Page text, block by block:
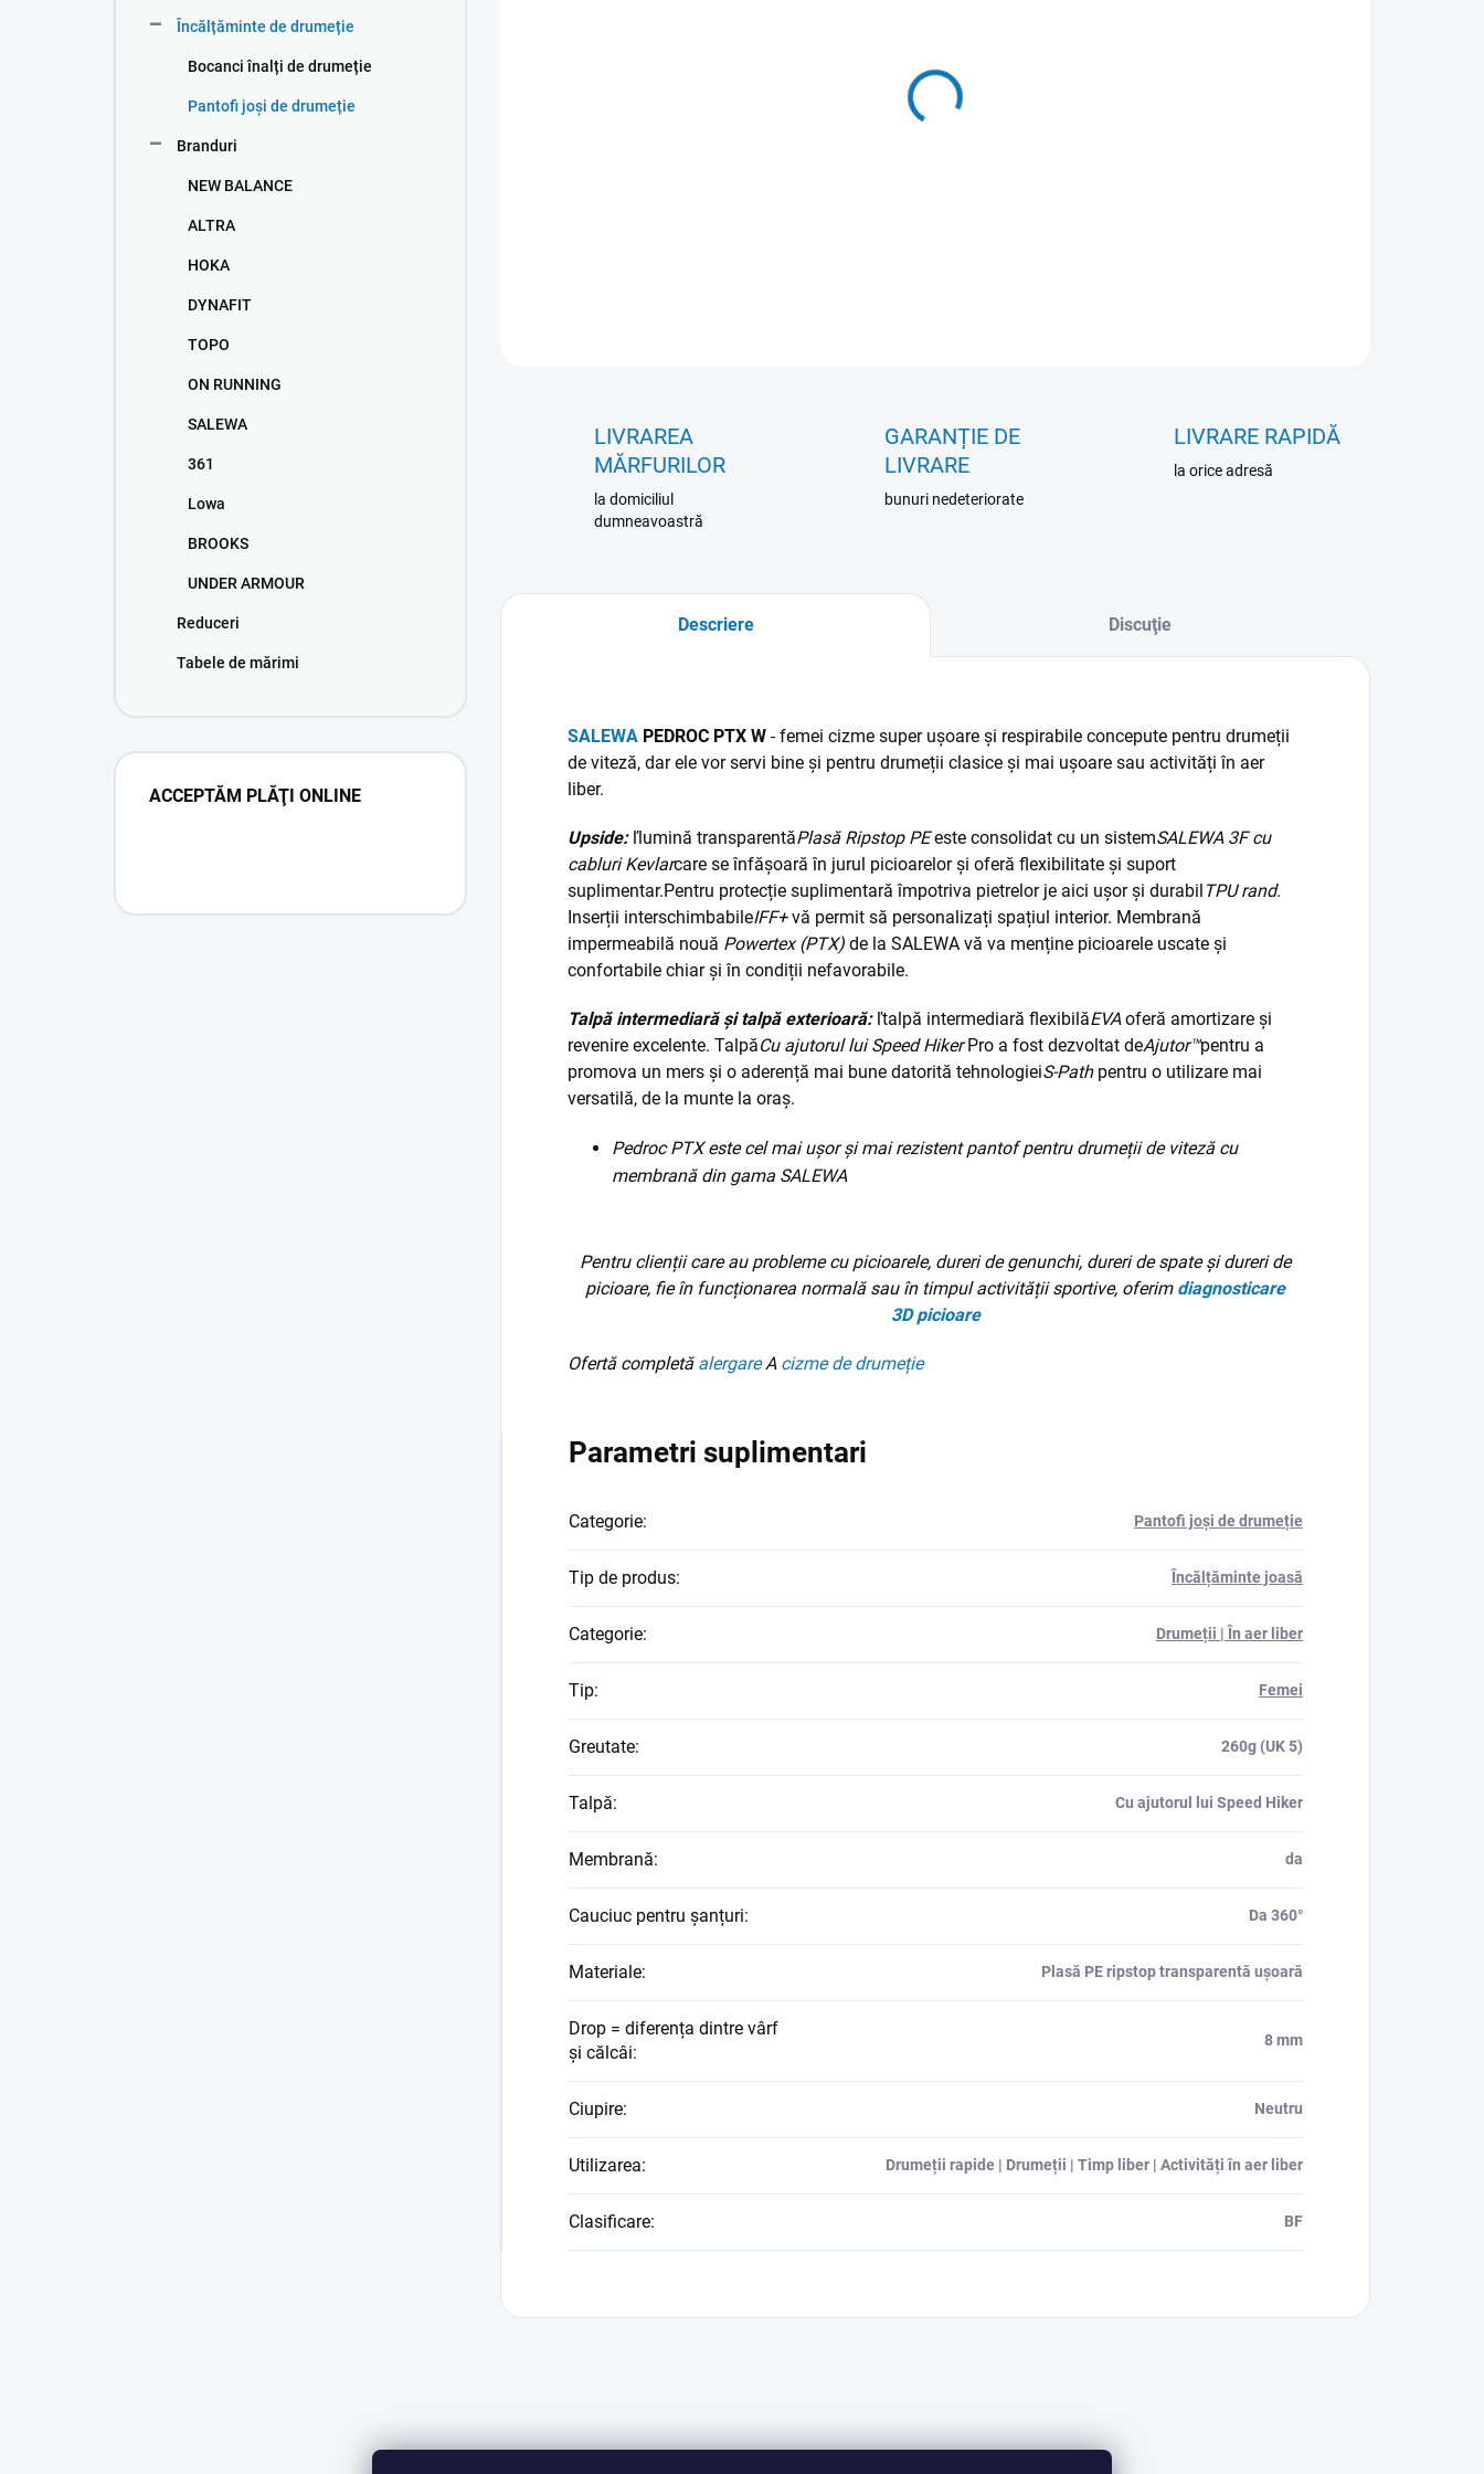
Încălțăminte de drumeție
Bocanci înalți de drumeție
Pantofi joși de drumeție
Branduri
NEW BALANCE
ALTRA
HOKA
DYNAFIT
TOPO
ON RUNNING
SALEWA
361
Lowa
BROOKS
UNDER ARMOUR
Reduceri
Tabele de mărimi
ACCEPTĂM PLĂŢI ONLINE
LIVRAREA
MĂRFURILOR
la domiciliul
dumneavoastră
GARANȚIE DE
LIVRARE
bunuri nedeteriorate
LIVRARE RAPIDĂ
la orice adresă
Descriere Discuţie
SALEWA PEDROC PTX W - femei cizme super ușoare și respirabile concepute pentru drumeții
de viteză, dar ele vor servi bine și pentru drumeții clasice și mai ușoare sau activități în aer
liber.
Upside:ľlumină transparentăPlasă Ripstop PEeste consolidat cu un sistemSALEWA 3F cu
cabluri Kevlarcare se înfășoară în jurul picioarelor și oferă flexibilitate și suport
suplimentar.Pentru protecție suplimentară împotriva pietrelor je aici ușor și durabil TPU rand.
Inserții interschimbabileIFF+vă permit să personalizați spațiul interior. Membrană
impermeabilă nouă Powertex (PTX) de la SALEWA vă va menține picioarele uscate și
confortabile chiar și în condiții nefavorabile.
Talpă intermediară și talpă exterioară:ľtalpă intermediară flexibilăEVAoferă amortizare și
revenire excelente. TalpăCu ajutorul lui Speed HikerPro a fost dezvoltat deAjutor™pentru a
promova un mers și o aderență mai bune datorită tehnologieiS-Pathpentru o utilizare mai
versatilă, de la munte la oraș.
Pedroc PTX este cel mai ușor și mai rezistent pantof pentru drumeții de viteză cu
membrană din gama SALEWA
Pentru clienții care au probleme cu picioarele, dureri de genunchi, dureri de spate și dureri de
picioare, fie în funcționarea normală sau în timpul activității sportive, oferim diagnosticare
3D picioare
Ofertă completă alergare A cizme de drumeție
Parametri suplimentari
Categorie: Pantofi joși de drumeție
Tip de produs: Încălțăminte joasă
Categorie: Drumeții | În aer liber
Tip: Femei
Greutate: 260g (UK 5)
Talpă: Cu ajutorul lui Speed Hiker
Membrană: da
Cauciuc pentru șanțuri: Da 360°
Materiale: Plasă PE ripstop transparentă ușoară
Drop = diferența dintre vârf
și călcâi:
8 mm
Ciupire: Neutru
Utilizarea: Drumeții rapide | Drumeții | Timp liber | Activități în aer liber
Clasificare: BF